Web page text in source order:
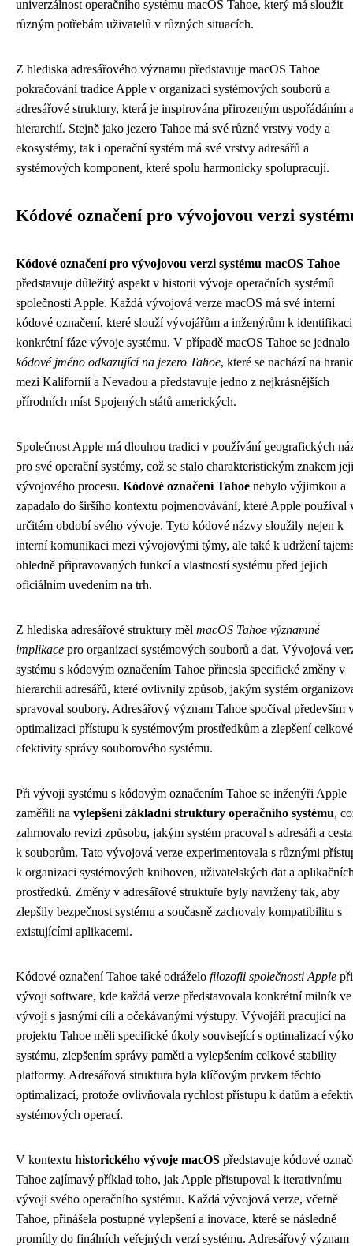
univerzálnost operačního systému macOS Tahoe, který má sloužit
různým potřebám uživatelů v různých situacích.
Z hlediska adresářového významu představuje macOS Tahoe
pokračování tradice Apple v organizaci systémových souborů a
adresářové struktury, která je inspirována přirozeným uspořádáním
hierarchií. Stejně jako jezero Tahoe má své různé vrstvy vody a
ekosystémy, tak i operační systém má své vrstvy adresářů a
systémových komponent, které spolu harmonicky spolupracují.
Kódové označení pro vývojovou verzi
Kódové označení pro vývojovou verzi systému macOS Tahoe
představuje důležitý aspekt v historii vývoje operačních systémů
společnosti Apple. Každá vývojová verze macOS má své interní
kódové označení, které slouží vývojářům a inženýrům k identifikaci
konkrétní fáze vývoje systému. V případě macOS Tahoe se jednalo
kódové jméno odkazující na jezero Tahoe, které se nachází na
mezi Kalifornií a Nevadou a představuje jedno z nejkrásnějších
přírodních míst Spojených států amerických.
Společnost Apple má dlouhou tradici v používání geografických
pro své operační systémy, což se stalo charakteristickým znakem
vývojového procesu. Kódové označení Tahoe nebylo výjimkou a
zapadalo do širšího kontextu pojmenovávání, které Apple používal
určitém období svého vývoje. Tyto kódové názvy sloužily nejen k
interní komunikaci mezi vývojovými týmy, ale také k udržení
ohledně připravovaných funkcí a vlastností systému před jejich
oficiálním uvedením na trh.
Z hlediska adresářové struktury měl macOS Tahoe významné
implikace pro organizaci systémových souborů a dat. Vývojová
systému s kódovým označením Tahoe přinesla specifické změny v
hierarchii adresářů, které ovlivnily způsob, jakým systém
spravoval soubory. Adresářový význam Tahoe spočíval především
optimalizaci přístupu k systémovým prostředkům a zlepšení celkové
efektivity správy souborového systému.
Při vývoji systému s kódovým označením Tahoe se inženýři Apple
zaměřili na vylepšení základní struktury operačního systému,
zahrnovalo revizi způsobu, jakým systém pracoval s adresáři a
k souborům. Tato vývojová verze experimentovala s různými
k organizaci systémových knihoven, uživatelských dat a
prostředků. Změny v adresářové struktuře byly navrženy tak, aby
zlepšily bezpečnost systému a současně zachovaly kompatibilitu s
existujícími aplikacemi.
Kódové označení Tahoe také odráželo filozofii společnosti Apple při
vývoji software, kde každá verze představovala konkrétní milník ve
vývoji s jasnými cíli a očekávanými výstupy. Vývojáři pracující na
projektu Tahoe měli specifické úkoly související s optimalizací
systému, zlepšením správy paměti a vylepšením celkové stability
platformy. Adresářová struktura byla klíčovým prvkem těchto
optimalizací, protože ovlivňovala rychlost přístupu k datům a
systémových operací.
V kontextu historického vývoje macOS představuje kódové
Tahoe zajímavý příklad toho, jak Apple přistupoval k iterativnímu
vývoji svého operačního systému. Každá vývojová verze, včetně
Tahoe, přinášela postupné vylepšení a inovace, které se následně
promítly do finálních veřejných verzí systému. Adresářový význam